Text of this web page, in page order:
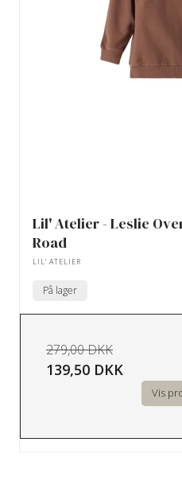
Lil' Atelier - Leslie
Road
LIL' ATELIER
På lager
279,00 DKK
139,50 DKK
Vis